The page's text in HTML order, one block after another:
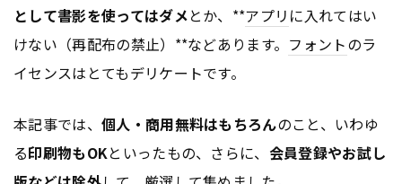
として書影を使ってはダメとか、**アプリ に入れてはい
けない（再配布の禁止）**などあります。 フォントのラ
イセンスはとてもデリケートです。
本記事では、 個人・商用無料はもちろんのこと、いわゆ
る印刷物もOKといったもの、さらに、 会員登録やお試し